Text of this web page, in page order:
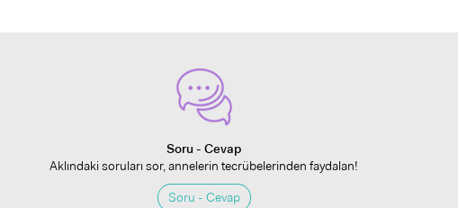
Soru - Cevap
Aklındaki soruları sor, annelerin tecrübelerinden faydalan!
Soru - Cevap